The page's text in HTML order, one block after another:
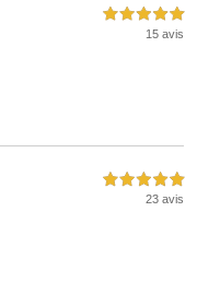
5,0 étoiles sur 5
15 avis
5,0 étoiles sur 5
23 avis